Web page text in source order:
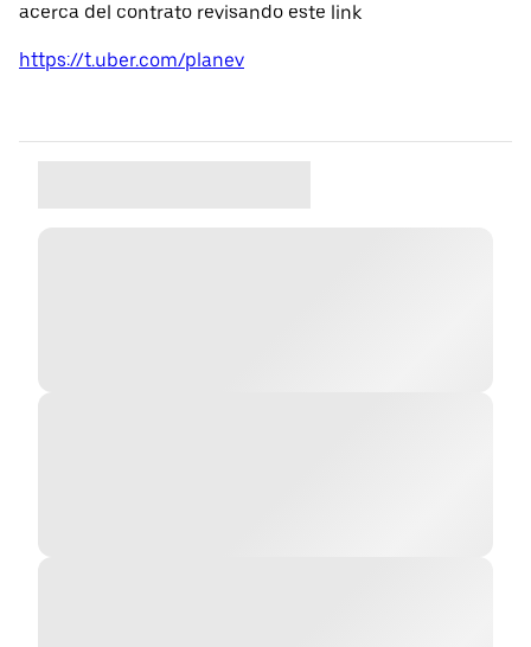
acerca del contrato revisando este link
https://t.uber.com/planev